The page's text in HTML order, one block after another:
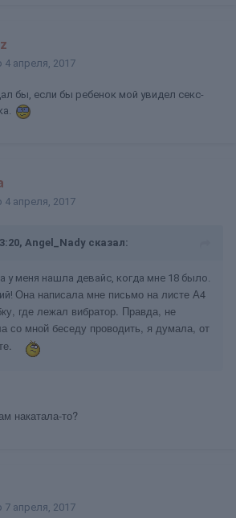
4 апреля, 2017
бы, если бы ребенок мой увидел секс-
4 апреля, 2017
Angel_Nady сказал:
у меня нашла девайс, когда мне 18 было.
Она написала мне письмо на листе А4
где лежал вибратор. Правда, не
со мной беседу проводить, я думала, от
накатала-то?
7 апреля, 2017